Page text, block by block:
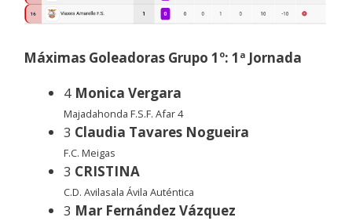
Máximas Goleadoras Grupo 1º: 1ª Jornada
4 Monica Vergara
Majadahonda F.S.F. Afar 4
3 Claudia Tavares Nogueira
F.C. Meigas
3 CRISTINA
C.D. Avilasala Ávila Auténtica
3 Mar Fernández Vázquez